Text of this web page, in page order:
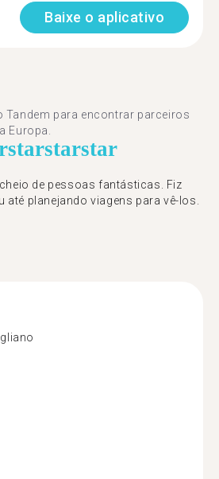
Baixe o aplicativo
Tandem para encontrar parceiros
Europa.
starstarstar
de pessoas fantásticas. Fiz
planejando viagens para vê-los.